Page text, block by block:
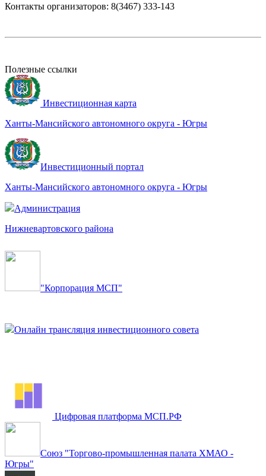
Контакты организаторов: 8(3467) 333-143
Полезные ссылки
Инвестиционная карта
Ханты-Мансийского автономного округа - Югры
Инвестиционный портал
Ханты-Мансийского автономного округа - Югры
Администрация
Нижневартовского района
"Корпорация МСП"
Онлайн трансляция инвестиционного совета
Цифровая платформа МСП.РФ
Союз "Торгово-промышленная палата ХМАО -
Югры"